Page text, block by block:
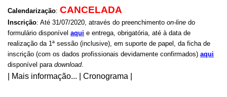
Calendarização: CANCELADA
Inscrição: Até 31/07/2020, através do preenchimento on-line do
formulário disponível aqui e entrega, obrigatória, até à data de
realização da 1ª sessão (inclusive), em suporte de papel, da ficha de
inscrição (com os dados profissionais devidamente confirmados) aqui
disponível para download.
| Mais informação... | Cronograma |